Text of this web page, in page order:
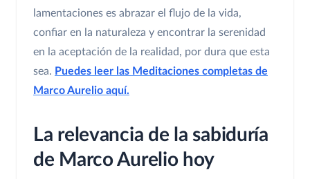
lamentaciones es abrazar el flujo de la vida,
confiar en la naturaleza y encontrar la serenidad
en la aceptación de la realidad, por dura que esta
sea. Puedes leer las Meditaciones completas de
Marco Aurelio aquí.
La relevancia de la sabiduría
de Marco Aurelio hoy